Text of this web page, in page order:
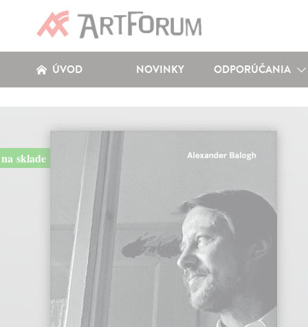
ÚVOD NOVINKY ODPORÚČANIA
na sklade